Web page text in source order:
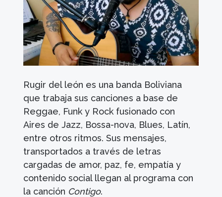
Rugir del león es una banda Boliviana
que trabaja sus canciones a base de
Reggae, Funk y Rock fusionado con
Aires de Jazz, Bossa-nova, Blues, Latín,
entre otros ritmos. Sus mensajes,
transportados a través de letras
cargadas de amor, paz, fe, empatía y
contenido social llegan al programa con
la canción Contigo.